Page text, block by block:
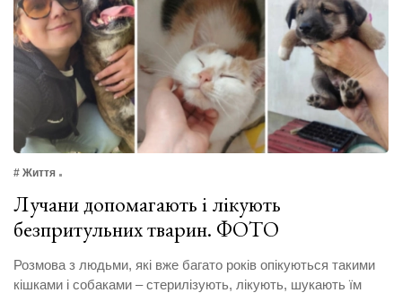
# Життя
Лучани допомагають і лікують
безпритульних тварин. ФОТО
Розмова з людьми, які вже багато років опікуються такими
кішками і собаками – стерилізують, лікують, шукають їм